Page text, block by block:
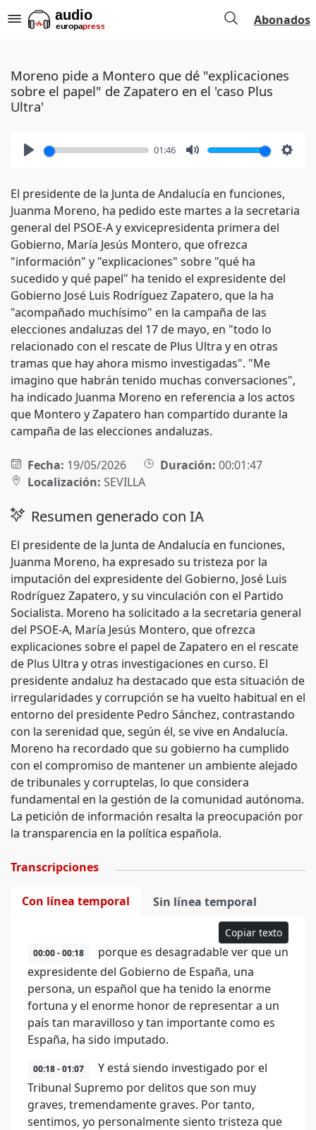
Abonados
Moreno pide a Montero que dé "explicaciones
sobre el papel" de Zapatero en el 'caso Plus
Ultra'
01:46
El presidente de la Junta de Andalucía en funciones,
Juanma Moreno, ha pedido este martes a la secretaria
general del PSOE-A y exvicepresidenta primera del
Gobierno, María Jesús Montero, que ofrezca
"información" y "explicaciones" sobre "qué ha
sucedido y qué papel" ha tenido el expresidente del
Gobierno José Luis Rodríguez Zapatero, que la ha
"acompañado muchísimo" en la campaña de las
elecciones andaluzas del 17 de mayo, en "todo lo
relacionado con el rescate de Plus Ultra y en otras
tramas que hay ahora mismo investigadas". "Me
imagino que habrán tenido muchas conversaciones",
ha indicado Juanma Moreno en referencia a los actos
que Montero y Zapatero han compartido durante la
campaña de las elecciones andaluzas.
Fecha: 19/05/2026 Duración: 00:01:47
Localización: SEVILLA
Resumen generado con IA
El presidente de la Junta de Andalucía en funciones,
Juanma Moreno, ha expresado su tristeza por la
imputación del expresidente del Gobierno, José Luis
Rodríguez Zapatero, y su vinculación con el Partido
Socialista. Moreno ha solicitado a la secretaria general
del PSOE-A, María Jesús Montero, que ofrezca
explicaciones sobre el papel de Zapatero en el rescate
de Plus Ultra y otras investigaciones en curso. El
presidente andaluz ha destacado que esta situación de
irregularidades y corrupción se ha vuelto habitual en el
entorno del presidente Pedro Sánchez, contrastando
con la serenidad que, según él, se vive en Andalucía.
Moreno ha recordado que su gobierno ha cumplido
con el compromiso de mantener un ambiente alejado
de tribunales y corruptelas, lo que considera
fundamental en la gestión de la comunidad autónoma.
La petición de información resalta la preocupación por
la transparencia en la política española.
Transcripciones
Con línea temporal Sin línea temporal
Copiar texto
00:00 - 00:18
porque es desagradable ver que un
expresidente del Gobierno de España, una
persona, un español que ha tenido la enorme
fortuna y el enorme honor de representar a un
país tan maravilloso y tan importante como es
España, ha sido imputado.
00:18 - 01:07
Y está siendo investigado por el
Tribunal Supremo por delitos que son muy
graves, tremendamente graves. Por tanto,
sentimos, yo personalmente siento tristeza que